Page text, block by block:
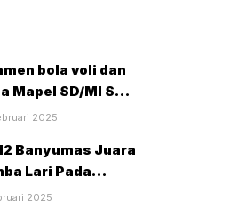
bola voli dan
Mapel SD/MI Se-
Tambak
2025
Banyumas Juara
Lari Pada
MTs Tingkat
2025